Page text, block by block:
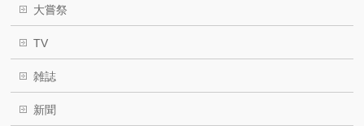
大嘗祭
TV
雑誌
新聞